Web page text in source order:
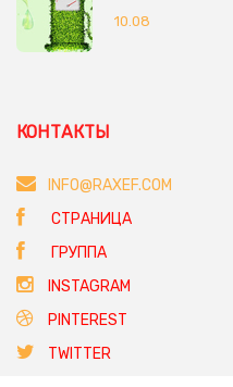
10.08
КОНТАКТЫ
INFO@RAXEF.COM
СТРАНИЦА
ГРУППА
INSTAGRAM
PINTEREST
TWITTER